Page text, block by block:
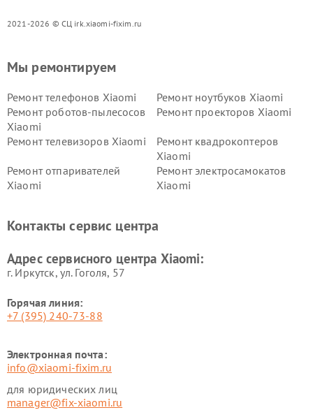
2021-2026 © СЦ irk.xiaomi-fixim.ru
Мы ремонтируем
Ремонт телефонов Xiaomi
Ремонт ноутбуков Xiaomi
Ремонт роботов-пылесосов
Xiaomi
Ремонт проекторов Xiaomi
Ремонт телевизоров Xiaomi
Ремонт квадрокоптеров
Xiaomi
Ремонт отпаривателей
Xiaomi
Ремонт электросамокатов
Xiaomi
Ремонт стиральных машин
Ремонт смарт-часов Xiaomi
Контакты сервис центра
Адрес сервисного центра Xiaomi:
г. Иркутск, ул. ​Гоголя, 57
Горячая линия:
+7 (395) 240-73-88
Электронная почта:
info@xiaomi-fixim.ru
для юридических лиц
manager@fix-xiaomi.ru